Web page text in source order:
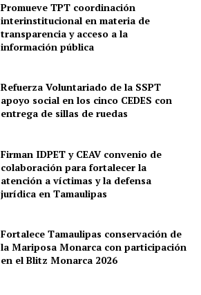
Promueve TPT coordinación
interinstitucional en materia de
transparencia y acceso a la
información pública
Refuerza Voluntariado de la SSPT
apoyo social en los cinco CEDES con
entrega de sillas de ruedas
Firman IDPET y CEAV convenio de
colaboración para fortalecer la
atención a víctimas y la defensa
jurídica en Tamaulipas
Fortalece Tamaulipas conservación de
la Mariposa Monarca con participación
en el Blitz Monarca 2026